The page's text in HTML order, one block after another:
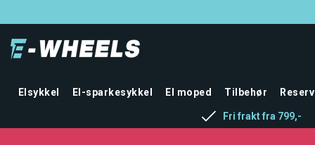
Elsykkel El-sparkesykkel El moped Tilbehør
Fri frakt fra 799,-